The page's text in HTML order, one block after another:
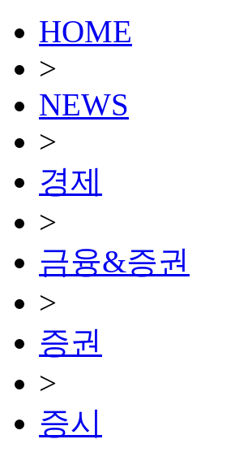
HOME
>
NEWS
>
경제
>
금융&증권
>
증권
>
증시